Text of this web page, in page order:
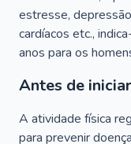
estresse,
cardíacos etc.,
anos para os
Antes de
A atividade física
para prevenir